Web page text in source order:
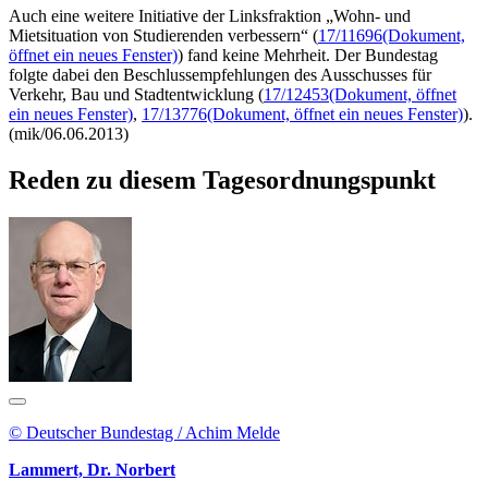
Auch eine weitere Initiative der Linksfraktion „Wohn- und
Mietsituation von Studierenden verbessern“ (17/11696(Dokument,
öffnet ein neues Fenster)) fand keine Mehrheit. Der Bundestag
folgte dabei den Beschlussempfehlungen des Ausschusses für
Verkehr, Bau und Stadtentwicklung (17/12453(Dokument, öffnet
ein neues Fenster), 17/13776(Dokument, öffnet ein neues Fenster)).
(mik/06.06.2013)
Reden zu diesem Tagesordnungspunkt
© Deutscher Bundestag / Achim Melde
Lammert, Dr. Norbert